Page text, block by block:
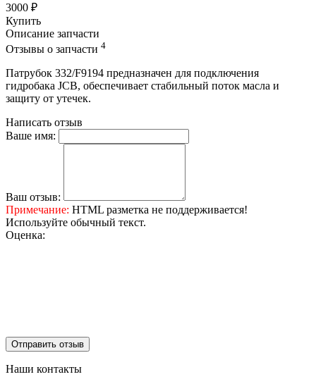
3000 ₽
Купить
Описание запчасти
Отзывы о запчасти 4
Патрубок 332/F9194 предназначен для подключения
гидробака JCB, обеспечивает стабильный поток масла и
защиту от утечек.
Написать отзыв
Ваше имя:
Ваш отзыв:
Примечание: HTML разметка не поддерживается!
Используйте обычный текст.
Оценка:
Отправить отзыв
Наши контакты